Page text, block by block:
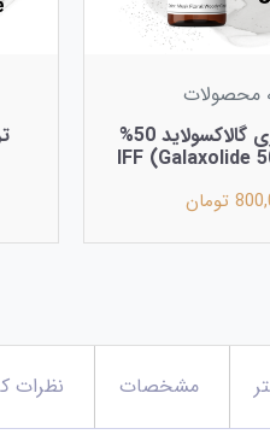
محصولات
مولکول عطری گالاکسولاید 50%
تومان
مشخصات نظرات